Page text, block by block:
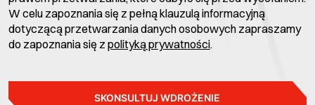
W celu zapoznania się z pełną klauzulą informacyjną
dotyczącą przetwarzania danych osobowych zapraszamy
do zapoznania się z polityką prywatności.
SKONSULTUJ WDROŻENIE